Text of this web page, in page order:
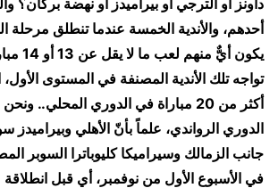
أحدهم، والأندية الخمسة عندما تنطلق
يكون
تواجه تلك الأندية المصنفة في المستوى
أكثر من 20 مباراة في الدوري المحلي..
الدوري الرواندي، علماً بأنّ الأهلي وبيراميدز
جانب الزمالك وسيراميكا كليوباترا السوبر
في الأسبوع الأول من نوفمبر، أي قبل